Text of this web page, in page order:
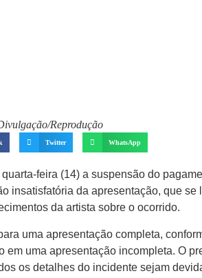
Reprodução
Twitter WhatsApp
feira (14) a suspensão do
insatisfatória da apresentação, que
da artista sobre o ocorrido.
uma apresentação completa,
uma apresentação incompleta. O
os detalhes do incidente sejam